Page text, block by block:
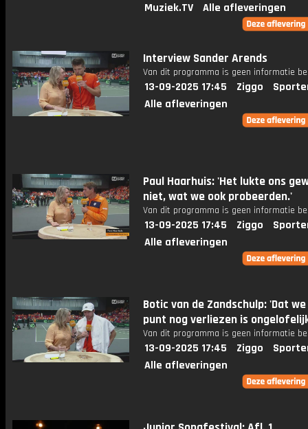
Muziek.TV
Alle afleveringen
Interview Sander Arends
Van dit programma is geen informatie
13-09-2025 17:45 Ziggo
Alle afleveringen
Paul Haarhuis: 'Het lukte ons
niet, wat we ook probeerden.'
Van dit programma is geen informatie
13-09-2025 17:45 Ziggo
Alle afleveringen
Botic van de Zandschulp: 'Dat
punt nog verliezen is
Van dit programma is geen informatie
13-09-2025 17:45 Ziggo
Alle afleveringen